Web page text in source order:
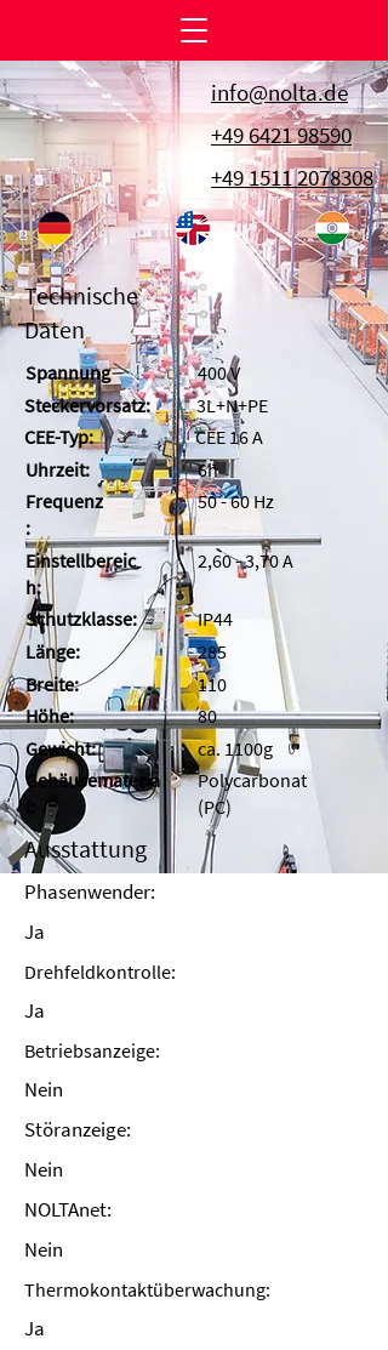
info@nolta.de
+49 6421 98590
+49 1511 2078308
Technische
Daten
Spannung
Steckervorsatz:
CEE-Typ:
Uhrzeit:
Frequenz
:
Einstellbereic
h:
Schutzklasse:
Länge:
Breite:
Höhe:
Gewicht:
Gehäusemateria
400 V
3L+N+PE
CEE 16 A
6h
50 - 60 Hz
2,60 - 3,70 A
IP44
285
110
80
ca. 1100g
Polycarbonat
(PC)
Ausstattung
Phasenwender:
Ja
Drehfeldkontrolle:
Ja
Betriebsanzeige:
Nein
Störanzeige:
Nein
NOLTAnet:
Nein
Thermokontaktüberwachung:
Ja